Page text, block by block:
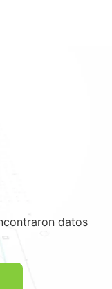
datos